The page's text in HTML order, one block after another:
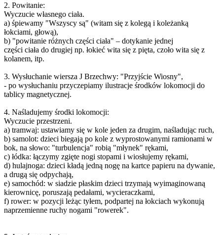
2. Powitanie:
Wyczucie własnego ciała.
a) śpiewamy "Wszyscy są" (witam się z kolegą i koleżanką
łokciami, głową),
b) "powitanie różnych części ciała" – dotykanie jednej
części ciała do drugiej np. łokieć wita się z pięta, czoło wita się z
kolanem, itp.
3. Wysłuchanie wiersza J Brzechwy: "Przyjście Wiosny",
- po wysłuchaniu przyczepiamy ilustracje środków lokomocji do
tablicy magnetycznej.
4. Naśladujemy środki lokomocji:
Wyczucie przestrzeni.
a) tramwaj: ustawiamy się w kole jeden za drugim, naśladując ruch,
b) samolot: dzieci biegają po kole z wyprostowanymi ramionami w
bok, na słowo: "turbulencja" robią "młynek" rękami,
c) łódka: łączymy zgięte nogi stopami i wiosłujemy rękami,
d) hulajnoga: dzieci kładą jedną nogę na kartce papieru na dywanie,
a drugą się odpychają,
e) samochód: w siadzie płaskim dzieci trzymają wyimaginowaną
kierownicę, poruszają pedałami, wycieraczkami,
f) rower: w pozycji leżąc tyłem, podpartej na łokciach wykonują
naprzemienne ruchy nogami "rowerek".